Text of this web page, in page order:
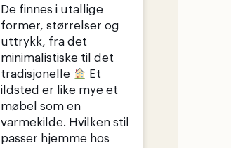
De finnes i utallige
former, størrelser og
uttrykk, fra det
minimalistiske til det
tradisjonelle
Et
ildsted er like mye et
møbel som en
varmekilde. Hvilken stil
passer hjemme hos